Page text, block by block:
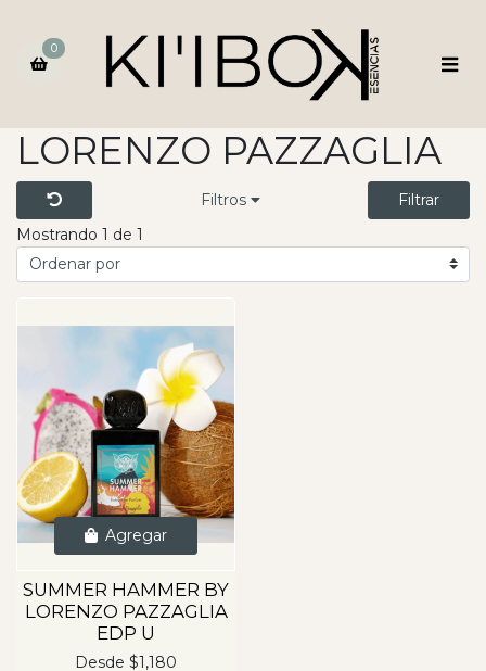
0
LORENZO PAZZAGLIA
Filtros
Filtrar
Mostrando 1 de 1
Agregar
SUMMER HAMMER BY
LORENZO PAZZAGLIA
EDP U
Desde $1,180